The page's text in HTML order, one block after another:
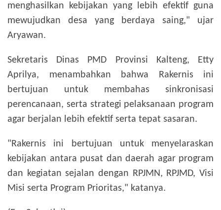
menghasilkan kebijakan yang lebih efektif guna
mewujudkan desa yang berdaya saing," ujar
Aryawan.
Sekretaris Dinas PMD Provinsi Kalteng, Etty
Aprilya, menambahkan bahwa Rakernis ini
bertujuan untuk membahas sinkronisasi
perencanaan, serta strategi pelaksanaan program
agar berjalan lebih efektif serta tepat sasaran.
"Rakernis ini bertujuan untuk menyelaraskan
kebijakan antara pusat dan daerah agar program
dan kegiatan sejalan dengan RPJMN, RPJMD, Visi
Misi serta Program Prioritas," katanya.